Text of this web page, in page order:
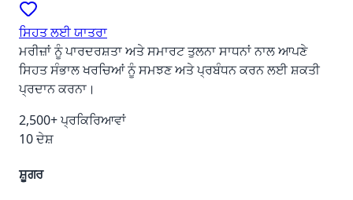
ਸਿਹਤ ਲਈ ਯਾਤਰਾ
ਮਰੀਜ਼ਾਂ ਨੂੰ ਪਾਰਦਰਸ਼ਤਾ ਅਤੇ ਸਮਾਰਟ ਤੁਲਨਾ ਸਾਧਨਾਂ ਨਾਲ ਆਪਣੇ
ਸਿਹਤ ਸੰਭਾਲ ਖਰਚਿਆਂ ਨੂੰ ਸਮਝਣ ਅਤੇ ਪ੍ਰਬੰਧਨ ਕਰਨ ਲਈ ਸ਼ਕਤੀ
ਪ੍ਰਦਾਨ ਕਰਨਾ।
2,500+ ਪ੍ਰਕਿਰਿਆਵਾਂ
10 ਦੇਸ਼
ਸ਼ੂਗਰ